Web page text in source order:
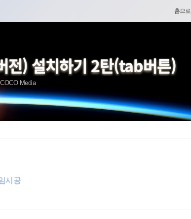
이
홈으로
전) 설치하기 2탄(tab버튼)
Media
시공